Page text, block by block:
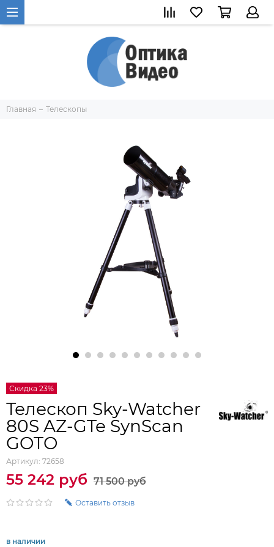
Главная Телескопы
Скидка 23%
Телескоп Sky-Watcher
80S AZ-GTe SynScan
GOTO
Артикул: 72658
55 242 руб 71 500 руб
Оставить отзыв
в наличии